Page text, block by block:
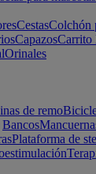
CestasColchón
CapazosCarrito
Orinales
de remo
Bancos
Plataforma de